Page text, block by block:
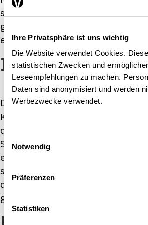
Ihre Privatsphäre ist uns wichtig
Die Website verwendet Cookies.
statistischen Zwecken und
Leseempfehlungen zu machen.
Daten sind anonymisiert und werden
Werbezwecke verwendet.
Einwilligungsauswahl
Notwendig
Präferenzen
Statistiken
sorgt das Ersatzeinkommen dafür,
gesamtwirtschaftliche Nachfrage
einbricht […]
Ist Handel
Die Finanzkrise von 2007 bis 2009
Krise am US-Immobilienmarkt und
die gesamte Weltwirtschaft. Nicht
Staaten, sondern auch innerhalb
es erhebliche Unterschiede, wie
sich eine Krise ausbreitet. So griff
die Arbeitslosigkeit in den USA
ganze […]